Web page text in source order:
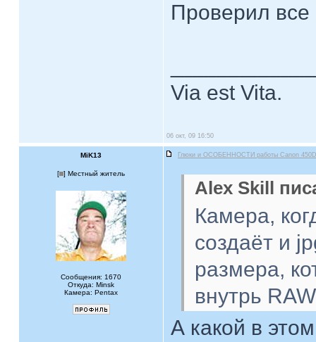
Проверил
Via est Vita.
06 окт, 09 16:50
MiK13 Глюки и ОСОБЕННОСТИ работы Canon 450D
[ ] Местный житель
Сообщения: 1670
Откуда: Minsk
Камера: Pentax
Alex Skill
Камера,
создаёт и
размера,
внутрь
А какой в